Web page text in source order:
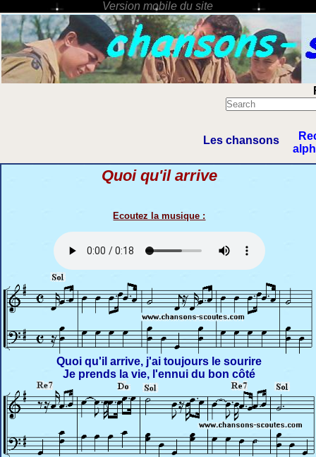
Les chansons
Quoi qu'il arrive
Ecoutez la musique :
Quoi qu'il arrive, j'ai toujours le sourire
Je prends la vie, l'ennui du bon côté